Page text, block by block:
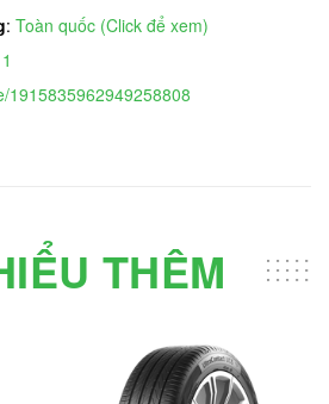
: Toàn quốc (Click để xem)
1915835962949258808
THÊM